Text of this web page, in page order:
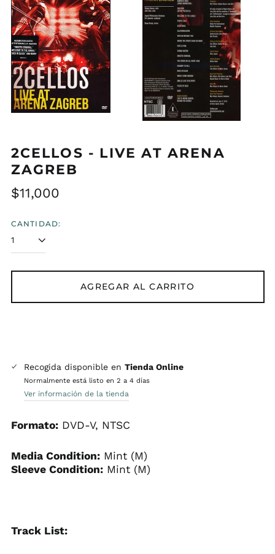
2CELLOS - LIVE AT ARENA
ZAGREB
Precio
$11,000
CANTIDAD:
AGREGAR AL CARRITO
Recogida disponible en Tienda Online
Normalmente está listo en 2 a 4 días
Ver información de la tienda
Formato:DVD-V, NTSC
Media Condition:Mint (M)
Sleeve Condition:Mint (M)
Track List: